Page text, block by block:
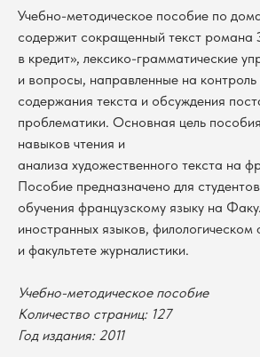
Учебно-методическое пособие по
содержит сокращенный текст романа
в кредит», лексико-грамматические
и вопросы, направленные на
содержания текста и обсуждения
проблематики. Основная цель
навыков чтения и
анализа художественного текста на
Пособие предназначено для
обучения французскому языку на
иностранных языков, филологическом
и факультете журналистики.
Учебно-методическое пособие
Количество страниц: 127
Год издания: 2011
Новосибирский государственный